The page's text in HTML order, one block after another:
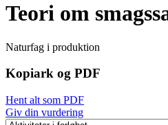
Teori om
Naturfag i produktion
Kopiark og PDF
Hent alt som PDF
Giv din vurdering